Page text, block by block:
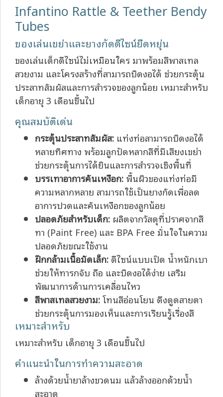
Infantino Rattle & Teether Bendy
Tubes
ของเล่นเขย่าและยางกัดดีไซน์ยืดหยุ่น
ของเล่นเด็กดีไซน์ไม่เหมือนใคร มาพร้อมสีพาสเทล
สวยงาม และโครงสร้างที่สามารถบิดงอได้ ช่วยกระตุ้น
ประสาทสัมผัสและการสำรวจของลูกน้อย เหมาะสำหรับ
เด็กอายุ 3 เดือนขึ้นไป
คุณสมบัติเด่น
กระตุ้นประสาทสัมผัส: แท่งท่อสามารถบิดงอได้
หลายทิศทาง พร้อมลูกปัดหลากสีที่มีเสียงเขย่า
ช่วยกระตุ้นการได้ยินและการสำรวจเชิงพื้นที่
บรรเทาอาการคันเหงือก: พื้นผิวของแท่งท่อมี
ความหลากหลาย สามารถใช้เป็นยางกัดเพื่อลด
อาการปวดและคันเหงือกของลูกน้อย
ปลอดภัยสำหรับเด็ก: ผลิตจากวัสดุที่ปราศจากสี
ทา (Paint Free) และ BPA Free มั่นใจในความ
ปลอดภัยขณะใช้งาน
ฝึกกล้ามเนื้อมัดเล็ก: ดีไซน์แบบเปิด น้ำหนักเบา
ช่วยให้ทารกจับ ถือ และบิดงอได้ง่าย เสริม
พัฒนาการด้านการเคลื่อนไหว
สีพาสเทลสวยงาม:โทนสีอ่อนโยน ดึงดูดสายตา
ช่วยกระตุ้นการมองเห็นและการเรียนรู้เรื่องสี
เหมาะสำหรับ
เหมาะสำหรับ เด็กอายุ 3 เดือนขึ้นไป
คำแนะนำในการทำความสะอาด
ล้างด้วยน้ำยาล้างขวดนม แล้วล้างออกด้วยน้ำ
สะอาด